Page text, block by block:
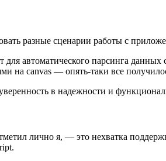
разные сценарии работы с
для автоматического парсинга
на canvas — опять-таки все
в надежности и
лично я, — это нехватка